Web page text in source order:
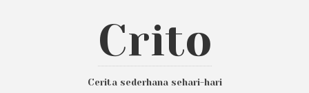
Crito
Cerita sederhana sehari-hari